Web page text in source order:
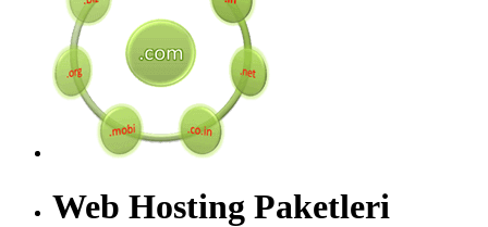
Web Hosting Paketleri